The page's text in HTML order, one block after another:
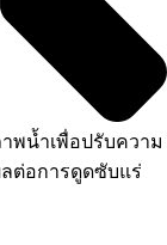
พน้ำเพื่อปรับความ
ต่อการดูดซับแร่